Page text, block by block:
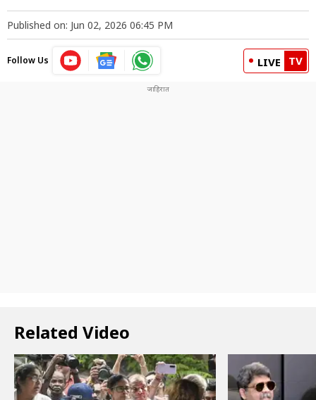
Published on: Jun 02, 2026 06:45 PM
Follow Us LIVE TV
Related Video